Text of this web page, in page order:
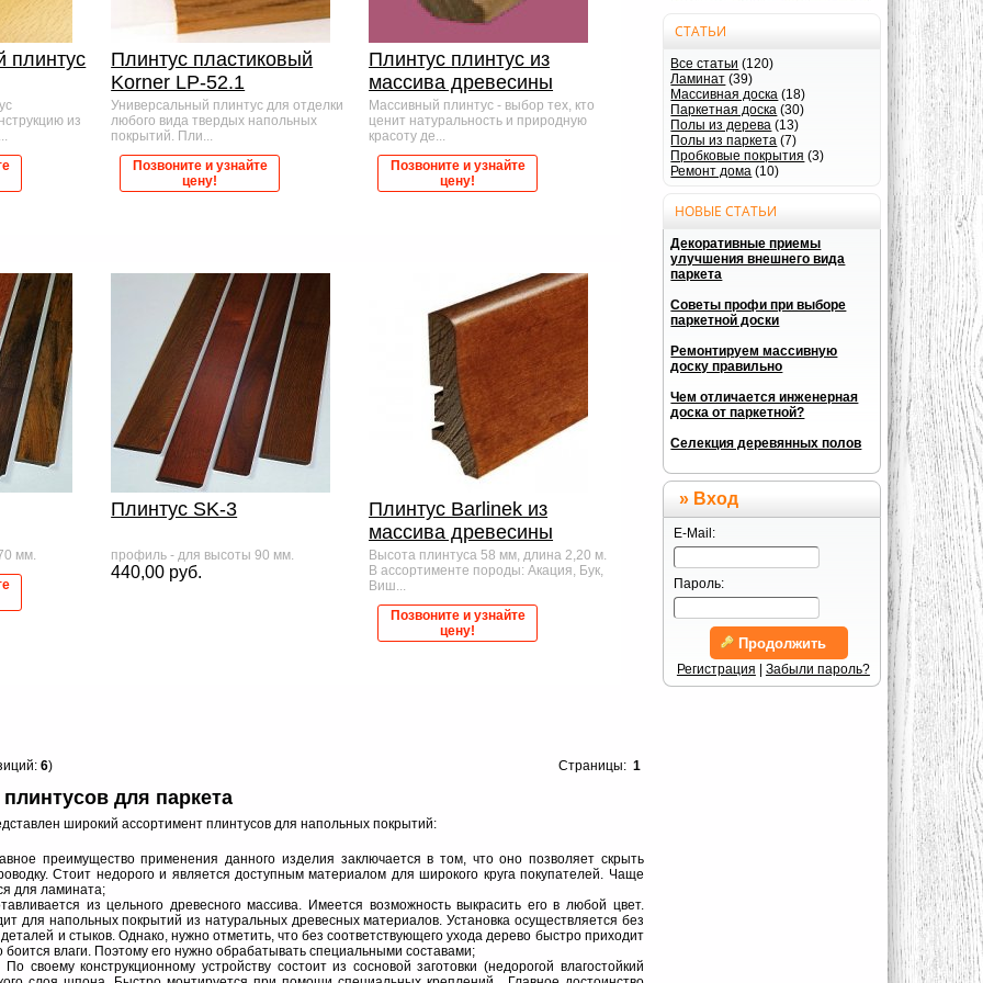
плинтус
из
Плинтус пластиковый
Korner LP-52.1
Универсальный плинтус для отделки
любого вида твердых напольных
покрытий. Пли...
Позвоните и узнайте
цену!
Плинтус плинтус из
массива древесины
Массивный плинтус - выбор тех, кто
ценит натуральность и природную
красоту де...
Позвоните и узнайте
цену!
мм.
Плинтус SK-3
профиль - для высоты 90 мм.
440,00 руб.
Плинтус Barlinek из
массива древесины
Высота плинтуса 58 мм, длина 2,20 м.
В ассортименте породы: Акация, Бук,
Виш...
Позвоните и узнайте
цену!
Страницы: 1
6)
для паркета
широкий ассортимент плинтусов для напольных покрытий:
преимущество применения данного изделия заключается в том, что оно позволяет скрыть
Стоит недорого и является доступным материалом для широкого круга покупателей. Чаще
для ламината;
из цельного древесного массива. Имеется возможность выкрасить его в любой цвет.
для напольных покрытий из натуральных древесных материалов. Установка осуществляется без
и стыков. Однако, нужно отметить, что без соответствующего ухода дерево быстро приходит
боится влаги. Поэтому его нужно обрабатывать специальными составами;
своему конструкционному устройству состоит из сосновой заготовки (недорогой влагостойкий
СТАТЬИ
Все статьи (120)
Ламинат (39)
Массивная доска (18)
Паркетная доска (30)
Полы из дерева (13)
Полы из паркета (7)
Пробковые покрытия (3)
Ремонт дома (10)
НОВЫЕ СТАТЬИ
Декоративные приемы
улучшения внешнего вида
паркета
Советы профи при выборе
паркетной доски
Ремонтируем массивную
доску правильно
Чем отличается инженерная
доска от паркетной?
Селекция деревянных полов
» Вход
E-Mail:
Пароль:
Продолжить
Регистрация Забыли пароль?